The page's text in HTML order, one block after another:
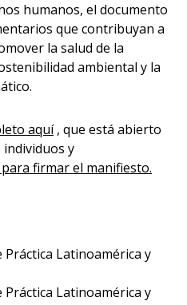
humanos, el documento
que contribuyan a
la salud de la
ambiental y la
aquí, que está abierto
individuos y
para firmar el manifiesto.
Práctica Latinoamérica y
Práctica Latinoamérica y